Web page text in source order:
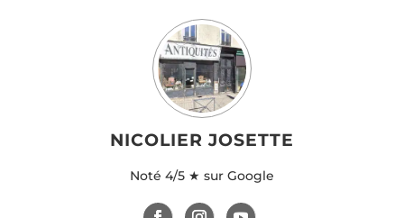
NICOLIER JOSETTE
Noté 4/5 ★ sur Google